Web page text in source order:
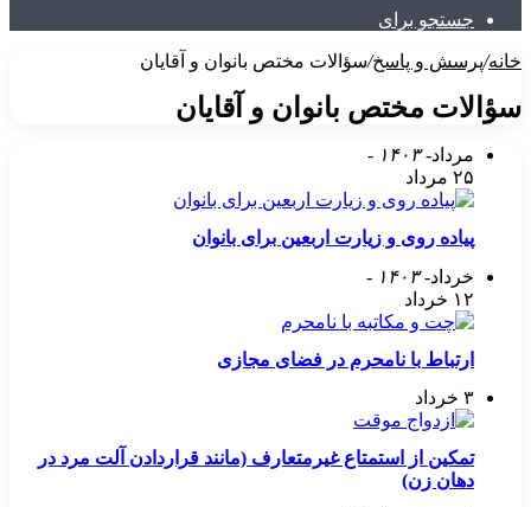
جستجو برای
خانه/پرسش و پاسخ/سؤالات مختص بانوان و آقایان
سؤالات مختص بانوان و آقایان
مرداد- ۱۴۰۳ -
۲۵ مرداد
پیاده روی و زیارت اربعین برای بانوان
خرداد- ۱۴۰۳ -
۱۲ خرداد
ارتباط با نامحرم در فضای مجازی
۳ خرداد
تمکین از استمتاع غیرمتعارف (مانند قراردادن آلت مرد در
دهان زن)